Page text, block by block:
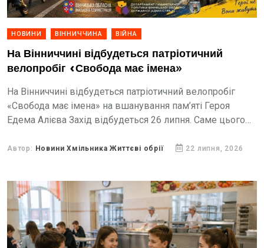
НОВИНИ ВІННИЧЧИНА ВІЙНА
На Вінниччині відбудеться патріотичний
велопробіг «Свобода має імена»
На Вінниччині відбудеться патріотичний велопробіг
«Свобода має імена» на вшанування пам’яті Героя
Едема Алієва Захід відбудеться 26 липня. Саме цього
Автор: Новини Хмільника Життєві обрії 22 липня, 2026